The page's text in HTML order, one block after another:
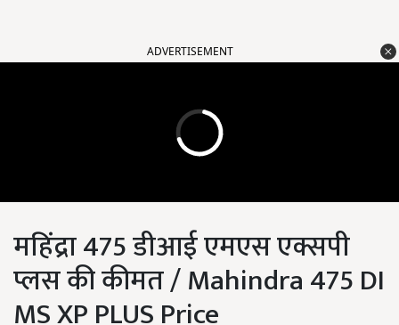
ADVERTISEMENT
महिंद्रा 475 डीआई एमएस एक्सपी
प्लस की कीमत / Mahindra 475 DI
MS XP PLUS Price